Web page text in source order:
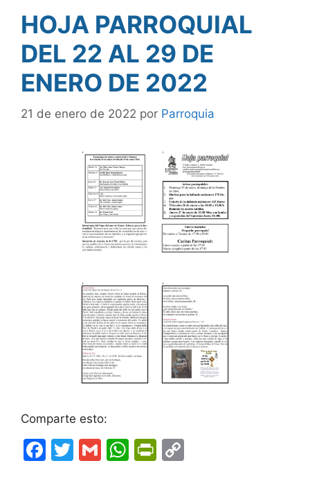
HOJA PARROQUIAL
DEL 22 AL 29 DE
ENERO DE 2022
21 de enero de 2022 por Parroquia
Comparte esto:
F
T
G
W Pr